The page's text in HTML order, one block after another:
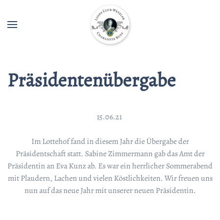
Präsidentenübergabe
15.06.21
Im Lottehof fand in diesem Jahr die Übergabe der
Präsidentschaft statt. Sabine Zimmermann gab das Amt der
Präsidentin an Eva Kunz ab. Es war ein herrlicher Sommerabend
mit Plaudern, Lachen und vielen Köstlichkeiten. Wir freuen uns
nun auf das neue Jahr mit unserer neuen Präsidentin.